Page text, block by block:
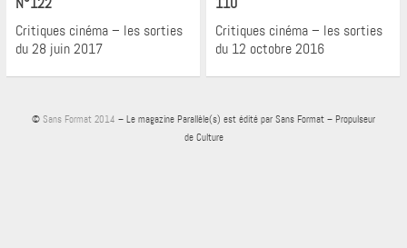
Critiques cinéma – les sorties
du 28 juin 2017
Critiques cinéma – les sorties
du 12 octobre 2016
© Sans Format 2014 – Le magazine Parallèle(s) est édité par Sans Format – Propulseur
de Culture